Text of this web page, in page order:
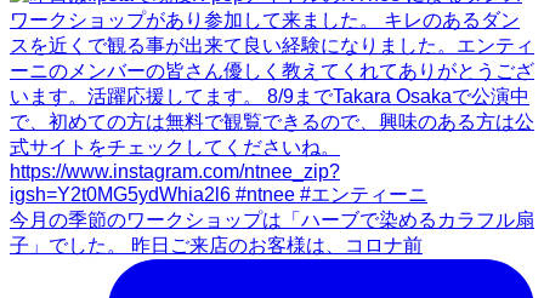
今月の季節のワークショップは「ハーブで染めるカラフル扇
子」でした。 昨日ご来店のお客様は、コロナ前